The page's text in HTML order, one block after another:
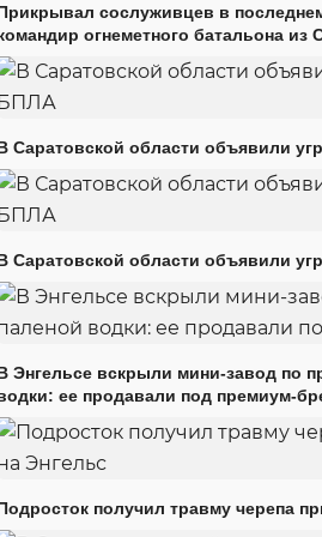
сослуживцев в
огнеметного батальона из
Саратовской области объявили
Саратовской области объявили
Энгельсе вскрыли мини-завод по
ее продавали под премиум-
получил травму черепа